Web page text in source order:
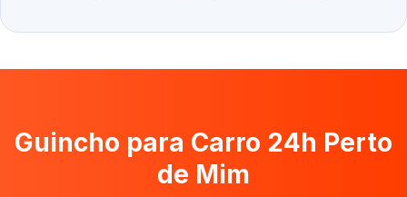
Guincho para Carro 24h Perto
de Mim